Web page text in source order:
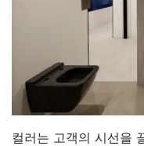
컬러는 고객의 시선을